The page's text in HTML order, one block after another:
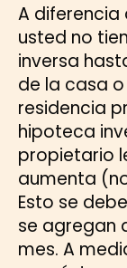
A
usted no
inversa
de la casa
residencia
hipoteca
propietario
aumenta
Esto se
se agregan
mes. A